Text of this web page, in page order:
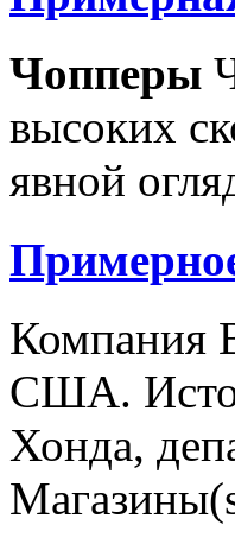
Чопперы
высоких
явной
Компания
США.
Хонда,